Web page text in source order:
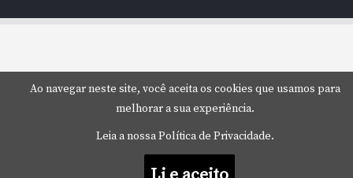
Ao navegar neste site, você aceita os cookies que usamos para
melhorar a sua experiência.
Leia a nossa Política de Privacidade.